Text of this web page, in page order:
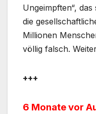
Ungeimpften“,
die
Millionen
völlig falsch​.
+++
6 Monate vor